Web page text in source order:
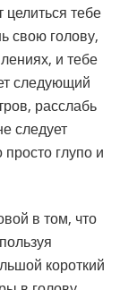
целиться тебе
свою голову,
и тебе
следующий
расслабь
следует
глупо и
в том, что
короткий